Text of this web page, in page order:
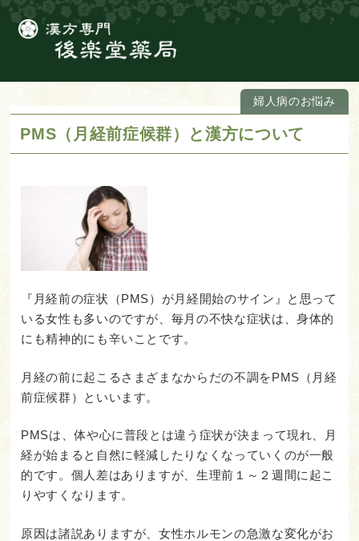
婦人病のお悩み
PMS（月経前症候群）と漢方について
『月経前の症状（PMS）が月経開始のサイン』と思って
いる女性も多いのですが、毎月の不快な症状は、身体的
にも精神的にも辛いことです。
月経の前に起こるさまざまなからだの不調をPMS（月経
前症候群）といいます。
PMSは、体や心に普段とは違う症状が決まって現れ、月
経が始まると自然に軽減したりなくなっていくのが一般
的です。個人差はありますが、生理前１～２週間に起こ
りやすくなります。
原因は諸説ありますが、女性ホルモンの急激な変化がお